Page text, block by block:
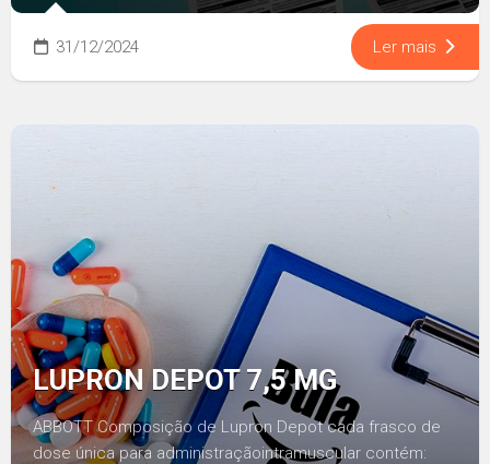
31/12/2024 Ler mais
LUPRON DEPOT 7,5 MG
ABBOTT Composição de Lupron Depot cada frasco de
dose única para administraçãointramuscular contém: